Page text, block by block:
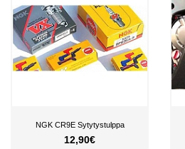
NGK CR9E Sytytystulppa
12,90€